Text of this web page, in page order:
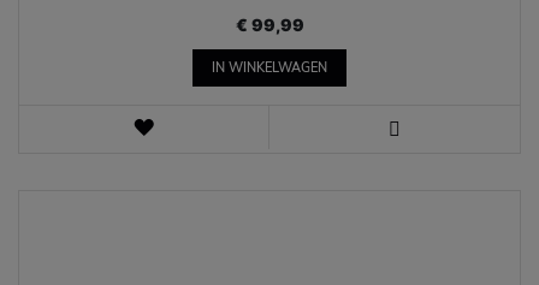
€ 99,99
IN WINKELWAGEN
VERLANGLIJST